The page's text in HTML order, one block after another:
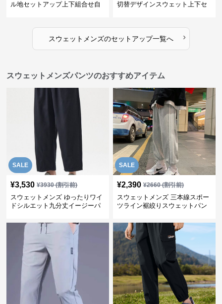
ル地セットアップ上下組合せ自
切替デザインスウェット上下セ
スウェットメンズのセットアップ一覧へ ›
スウェットメンズパンツのおすすめアイテム
SALE
¥3,530 ¥3930(割引前)
スウェットメンズ ゆったりワイ
ドシルエット九分丈イージーパ
SALE
¥2,390 ¥2660(割引前)
スウェットメンズ 三本線スポー
ツライン裾絞りスウェットパン